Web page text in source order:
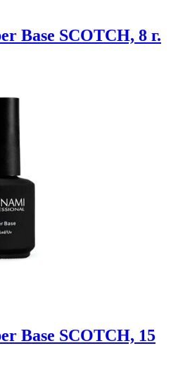
Base SCOTCH, 8 г.
Base SCOTCH, 15